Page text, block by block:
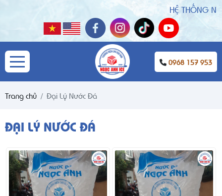
HỆ THỐNG
0968 157 953
Trang chủ Đại Lý Nước Đá
ĐẠI LÝ NƯỚC ĐÁ